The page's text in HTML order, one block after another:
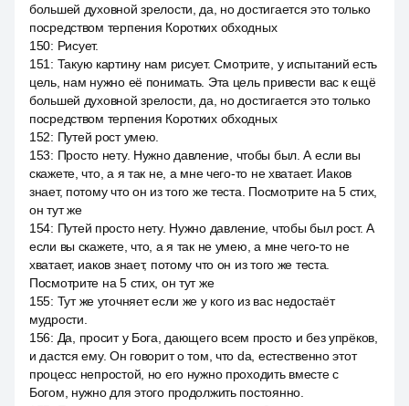
большей духовной зрелости, да, но достигается это только
посредством терпения Коротких обходных
150: Рисует.
151 : Такую картину нам рисует. Смотрите, у испытаний есть
цель, нам нужно её понимать. Эта цель привести вас к ещё
большей духовной зрелости, да, но достигается это только
посредством терпения Коротких обходных
152: Путей рост умею.
153: Просто нету. Нужно давление, чтобы был. А если вы
скажете, что, а я так не, а мне чего-то не хватает. Иаков
знает, потому что он из того же теста. Посмотрите на 5 стих,
он тут же
154: Путей просто нету. Нужно давление, чтобы был рост. А
если вы скажете, что, а я так не умею, а мне чего-то не
хватает, иаков знает, потому что он из того же теста.
Посмотрите на 5 стих, он тут же
155: Тут же уточняет если же у кого из вас недостаёт
мудрости.
156: Да, просит у Бога, дающего всем просто и без упрёков,
и дастся ему. Он говорит о том, что da, естественно этот
процесс непростой, но его нужно проходить вместе с
Богом, нужно для этого продолжить постоянно.